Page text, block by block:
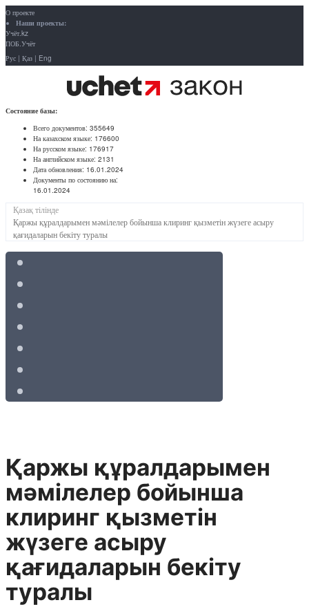
О проекте
Наши проекты:
Учёт.kz
ПОБ.Учёт
Рус | Қаз | Eng
Состояние базы:
Всего документов: 355649
На казахском языке: 176600
На русском языке: 176917
На английском языке: 2131
Дата обновления: 16.01.2024
Документы по состоянию на:
16.01.2024
Қазақ тілінде
Қаржы құралдарымен мәмілелер бойынша клиринг қызметін жүзеге асыру
қағидаларын бекіту туралы
Қаржы құралдарымен
мәмілелер бойынша
клиринг қызметін
жүзеге асыру
қағидаларын бекіту
туралы